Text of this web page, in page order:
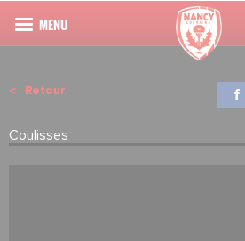
Retour
Coulisses